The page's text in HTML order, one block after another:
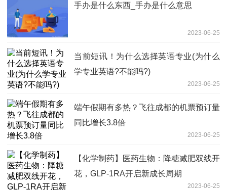
手办是什么东西_手办是什么意思
2023-06-25
当前短讯！为什么选择英语专业(为什么
学专业英语?不能吗?)
2023-06-25
端午假期有多热？飞往成都的机票预订量
同比增长3.8倍
2023-06-25
【化学制药】医药生物：降糖减肥双线开
花，GLP-1RA开启新成长周期
2023-06-25